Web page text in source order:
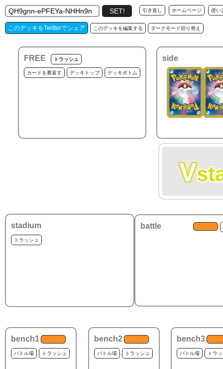
引き直し ホームページ 使い
このデッキをTwitterでシェア このデッキを編集する ダークモード切り替え
FREE トラッシュ
カードを裏返す デッキトップ デッキボトム
side
V
stadium
トラッシュ
battle
bench1
バトル場 トラッシュ
bench2
バトル場 トラッシュ
bench3
バトル場 トラ